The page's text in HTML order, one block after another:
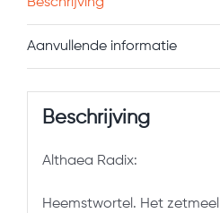
Aanvullende informatie
Beschrijving
Althaea Radix:
Heemstwortel. Het